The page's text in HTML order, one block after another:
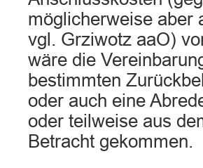
möglicherweise aber
vgl. Grziwotz aaO)
wäre die
bestimmten
oder auch eine
oder teilweise aus
Betracht gekommen.